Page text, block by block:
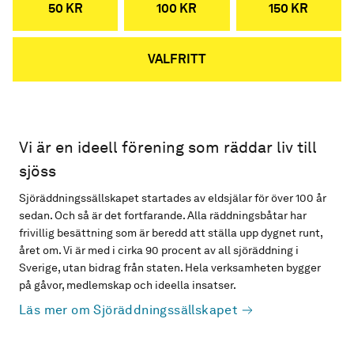
50 KR 100 KR 150 KR
VALFRITT
Vi är en ideell förening som räddar liv till
sjöss
Sjöräddningssällskapet startades av eldsjälar för över 100 år
sedan. Och så är det fortfarande. Alla räddningsbåtar har
frivillig besättning som är beredd att ställa upp dygnet runt,
året om. Vi är med i cirka 90 procent av all sjöräddning i
Sverige, utan bidrag från staten. Hela verksamheten bygger
på gåvor, medlemskap och ideella insatser.
Läs mer om Sjöräddningssällskapet